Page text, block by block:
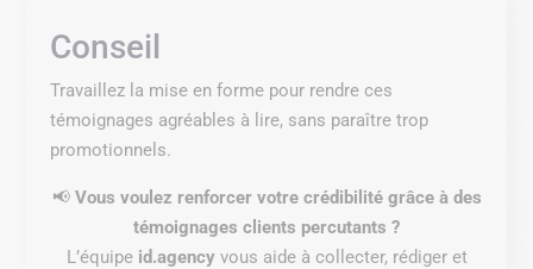
Conseil
Travaillez la mise en forme pour rendre ces
témoignages agréables à lire, sans paraître trop
promotionnels.
📢 Vous voulez renforcer votre crédibilité grâce à des
témoignages clients percutants ?
L’équipe id.agencyvous aide à collecter, rédiger et